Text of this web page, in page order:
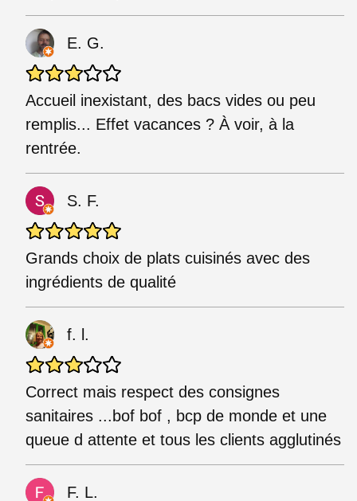
E. G.
Accueil inexistant, des bacs vides ou peu
remplis... Effet vacances ? À voir, à la
rentrée.
S. F.
Grands choix de plats cuisinés avec des
ingrédients de qualité
f. l.
Correct mais respect des consignes
sanitaires ...bof bof , bcp de monde et une
queue d attente et tous les clients agglutinés
F. L.